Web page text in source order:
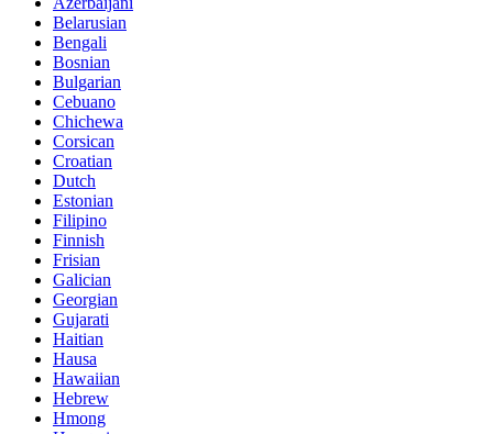
Belarusian
Bengali
Bosnian
Bulgarian
Cebuano
Chichewa
Corsican
Croatian
Dutch
Estonian
Filipino
Finnish
Frisian
Galician
Georgian
Gujarati
Haitian
Hausa
Hawaiian
Hebrew
Hmong